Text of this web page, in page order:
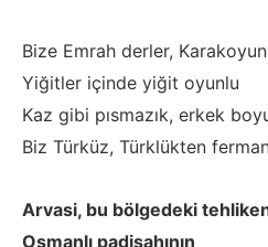
Bize Emrah derler,
Yiğitler içinde yiğit oyunlu
Kaz gibi pısmazık, erkek
Biz Türküz, Türklükten
Arvasi, bu bölgedeki
Osmanlı padişahının